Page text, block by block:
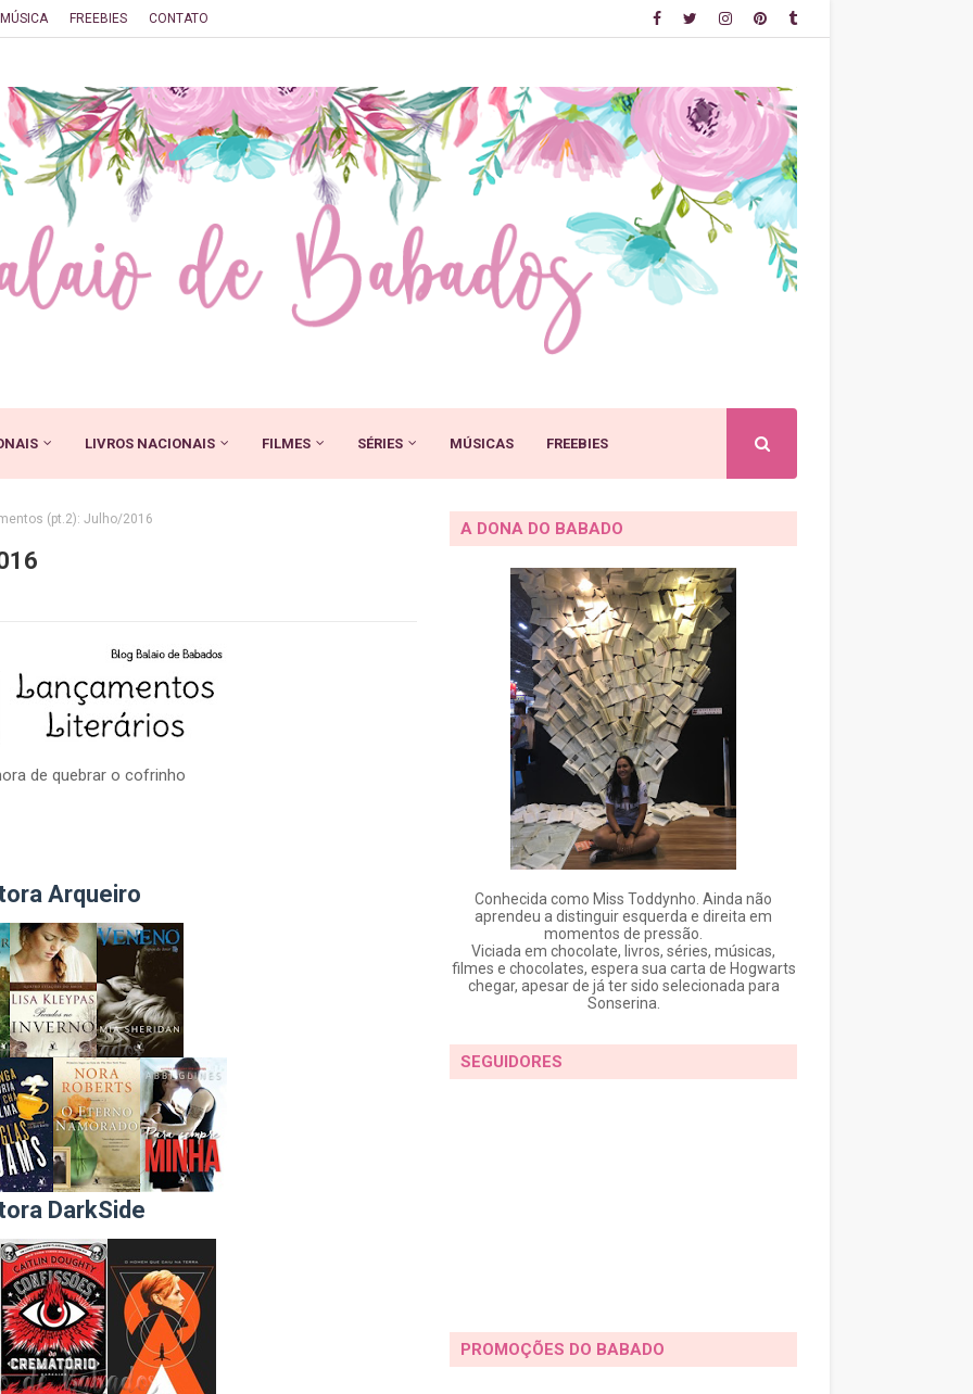
MÚSICA FREEBIES CONTATO
LIVROS NACIONAIS FILMES SÉRIES MÚSICAS FREEBIES
(pt.2): Julho/2016
de quebrar o cofrinho
Arqueiro
DarkSide
A DONA DO BABADO
Conhecida como Miss Toddynho. Ainda não
aprendeu a distinguir esquerda e direita em
momentos de pressão.
Viciada em chocolate, livros, séries, músicas,
filmes e chocolates, espera sua carta de Hogwarts
chegar, apesar de já ter sido selecionada para
Sonserina.
SEGUIDORES
PROMOÇÕES DO BABADO